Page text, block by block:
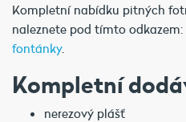
Kompletní nabídku pitných
naleznete pod tímto odkazem:
fontánky.
Kompletní
nerezový plášť